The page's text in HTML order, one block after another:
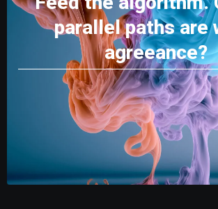
parallel paths are
agreeance?